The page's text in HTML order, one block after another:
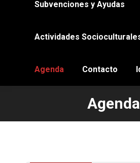
Subvenciones y Ayudas
Actividades
Agenda Contacto
Agenda
Estás aquí: